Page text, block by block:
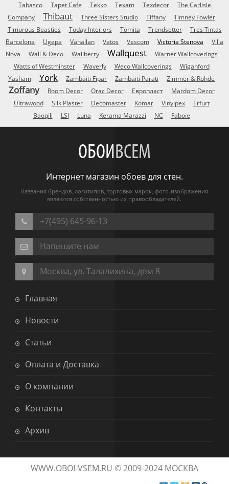
Tabasco
Tapet Cafe Tekko Texam Texdecor
The Carlisle
Company
Thibaut Three Sisters Studio Tiffany
Timney Fowler
Timorous Beasties
Today Interiors Tomita Trendsetter
Tres Tintas
Barcelona
Ugepa Vahallan Vatos Vescom Victoria Stenova
Villa
Nova
Wall & Deco Wallberry Wallquest
Warner Wallcoverings
Watts of Westminster
Waverly Weco Wallcoverings
Wiganford
Yasham
York Zambaiti Fipar Zambaiti Parati Zimmer & Rohde
Zoffany Room Decor Orac Decor Европласт
Mardom Decor
Ultrawood
Silk Plaster Decomaster Komar Vinylpex
Erfurt
Baoqili
LSI Luna Kerama Marazzi NC Faboie
ОБОИВСЕМ
Интернет магазин обоев для стен.
Названия брендов, логотипов, торговых марок, фото-изображения
являются собственностью их правообладателей.
+7(495) 645-96-13
Напишите нам
Москва, ул. Талалихина, дом 8
Главная
Новости
Статьи
Оплата и Доставка
О компании
Контакты
Архив
WWW.OBOI-VSEM.RU © 2009-2024 МОСКВА